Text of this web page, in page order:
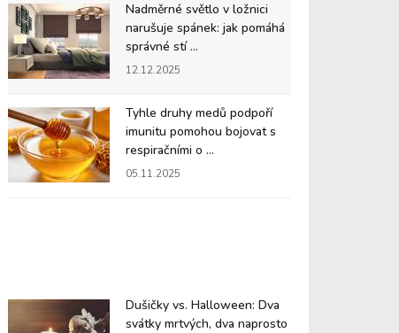
Nadměrné světlo v ložnici
narušuje spánek: jak pomáhá
správné stí ...
12.12.2025
Tyhle druhy medů podpoří
imunitu pomohou bojovat s
respiračními o ...
05.11.2025
Dušičky vs. Halloween: Dva
svátky mrtvých, dva naprosto